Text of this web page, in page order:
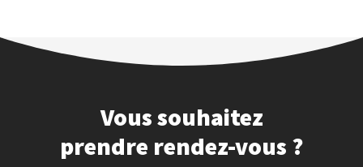
Vous souhaitez
prendre rendez-vous ?